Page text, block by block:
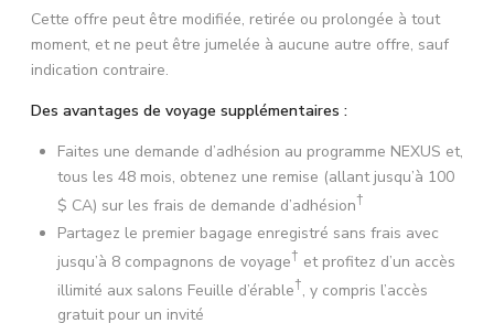
Cette offre peut être modifiée, retirée ou prolongée à tout
moment, et ne peut être jumelée à aucune autre offre, sauf
indication contraire.
Des avantages de voyage supplémentaires :
Faites une demande d’adhésion au programme NEXUS et,
tous les 48 mois, obtenez une remise (allant jusqu’à 100
$ CA) sur les frais de demande d’adhésion†
Partagez le premier bagage enregistré sans frais avec
jusqu’à 8 compagnons de voyage† et profitez d’un accès
illimité aux salons Feuille d’érable†, y compris l’accès
gratuit pour un invité